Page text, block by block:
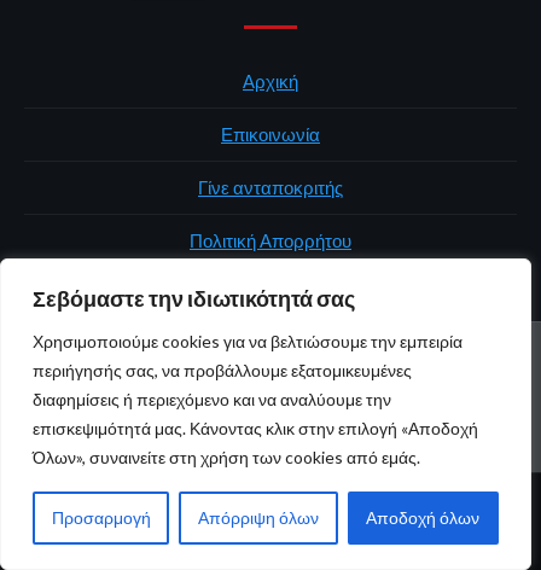
Σεβόμαστε την ιδιωτικότητά σας
Χρησιμοποιούμε cookies για να βελτιώσουμε την εμπειρία
περιήγησής σας, να προβάλλουμε εξατομικευμένες
διαφημίσεις ή περιεχόμενο και να αναλύουμε την
επισκεψιμότητά μας. Κάνοντας κλικ στην επιλογή «Αποδοχή
Όλων», συναινείτε στη χρήση των cookies από εμάς.
Προσαρμογή Απόρριψη όλων Αποδοχή όλων
Αρχική
Επικοινωνία
Γίνε ανταποκριτής
Πολιτική Απορρήτου
ΑΡΧΙΚΉ ΠΟΛΙΤΙΚΉ ΕΛΛΆΔΑ ΚΌΣΜΟΣ
ΕΠΙΚΟΙΝΩΝΊΑ
© 2026 atticaonline.gr · Με επιφύλαξη παντός δικαιώματος ·